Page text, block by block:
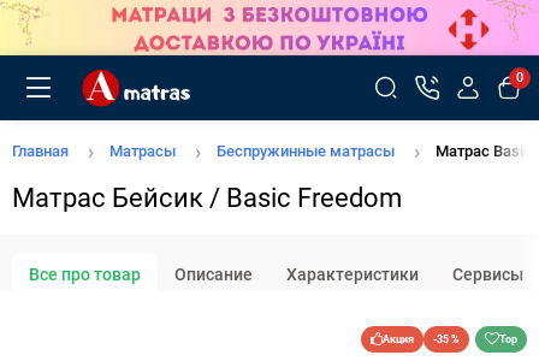
0
Главная Матрасы Беспружинные матрасы Матрас Basic
Матрас Бейсик / Basic Freedom
Все про товар Описание Характеристики Сервисы
Акция -35 % Top